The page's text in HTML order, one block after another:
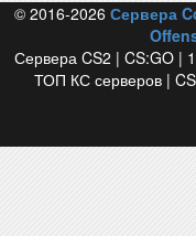
© 2016-2026 Сервера
Сервера CS2 | CS:GO |
ТОП КС серверов |